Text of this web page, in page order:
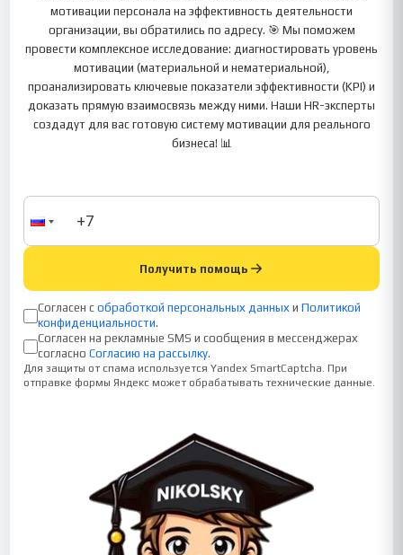
мотивации персонала на эффективность деятельности
организации, вы обратились по адресу. 🎯 Мы поможем
провести комплексное исследование: диагностировать уровень
мотивации (материальной и нематериальной),
проанализировать ключевые показатели эффективности (KPI) и
доказать прямую взаимосвязь между ними. Наши HR-эксперты
создадут для вас готовую систему мотивации для реального
бизнеса! 📊
Получить помощь
Согласен с обработкой персональных данных и Политикой
конфиденциальности.
Согласен на рекламные SMS и сообщения в мессенджерах
согласно Согласию на рассылку.
Для защиты от спама используется Yandex SmartCaptcha. При
отправке формы Яндекс может обрабатывать технические данные.